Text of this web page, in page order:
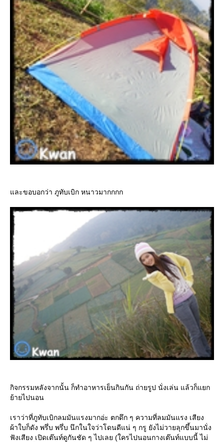
และขอบอกว่า ภูทับเบิก หนาวมากกกก
กิจกรรมหลังจากนั้น ก็ทำอาหารเย็นกินกัน ถ่ายรูป นั่งเล่น แล้วก็แยก
ย้ายไปนอน
เราว่าที่ภูทับเบิกลมมันแรงมากอ่ะ ตกดึก ๆ ความที่ลมมันแรง เสียง
ผ้าใบก็ดัง พรึ่บ พรึ่บ นึกในใจว่าโดนดีแน่ ๆ กรู ยังไม่วายลุกขึ้นมานั่ง
ฟังเสียง เปิดเต๊นท์ดูกันชัด ๆ ไปเลย (ใครไปนอนกางเต๊นท์แบบนี้ ไม่